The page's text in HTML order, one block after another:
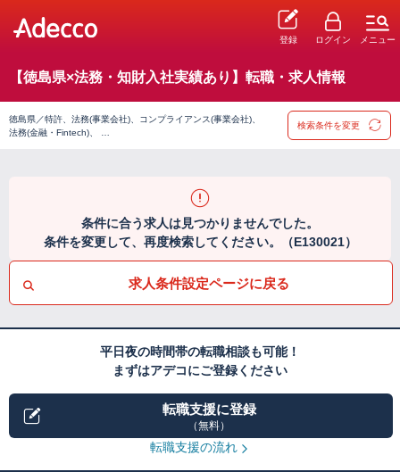
登録 ログイン メニュー
【徳島県×法務・知財入社実績あり】転職・求人情報
徳島県／特許、法務(事業会社)、コンプライアンス(事業会社)、
法務(金融・Fintech)、 …
検索条件を変更
条件に合う求人は見つかりませんでした。
条件を変更して、再度検索してください。（E130021）
求人条件設定ページに戻る
平日夜の時間帯の転職相談も可能！
まずはアデコにご登録ください
転職支援に登録
（無料）
転職支援の流れ